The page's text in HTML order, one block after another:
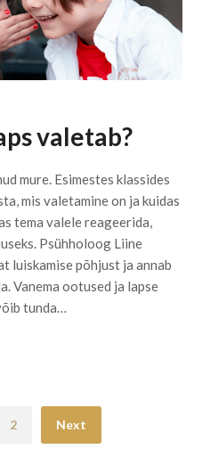
valetab?
mure. Esimestes klassides
mis valetamine on ja kuidas
tema valele reageerida,
Psühholoog Liine
luiskamise põhjust ja annab
Vanema ootused ja lapse
tunda…
2 Next